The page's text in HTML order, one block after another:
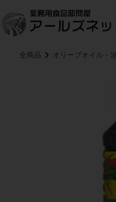
全商品 オリーブオイル・